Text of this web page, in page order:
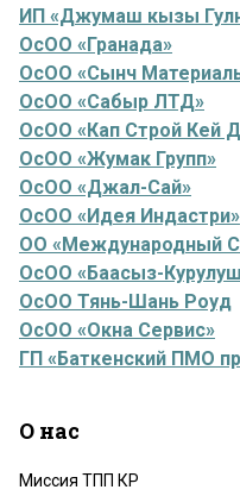
ИП «Джумаш кызы
ОсОО «Гранада»
ОсОО «Сынч
ОсОО «Сабыр ЛТД»
ОсОО «Кап Строй Кей
ОсОО «Жумак Групп»
ОсОО «Джал-Сай»
ОсОО «Идея Индастри»
ОО «Международный
ОсОО «Баасыз-
ОсОО Тянь-Шань Роуд
ОсОО «Окна Сервис»
ГП «Баткенский ПМО
О нас
Миссия ТПП КР